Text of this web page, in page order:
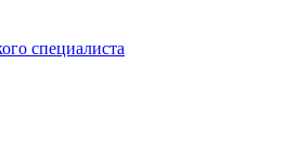
специалиста